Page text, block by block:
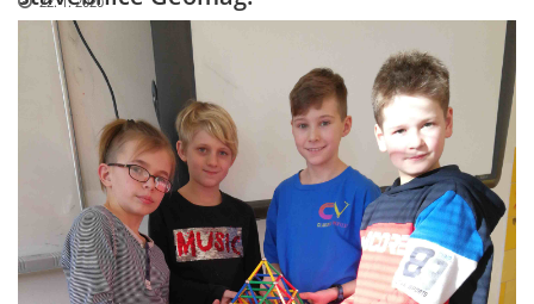
ŠKOLNÍ ROK
DOKUMENTY
ŠKOLSKÁ RADA
PROJEKTY